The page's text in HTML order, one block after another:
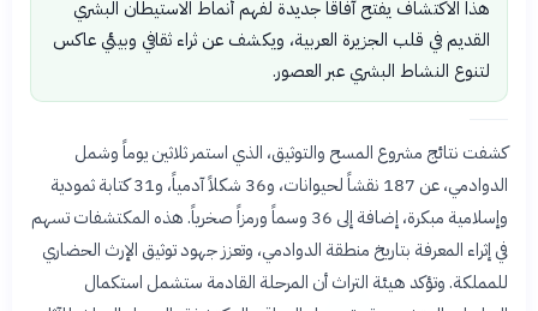
هذا الاكتشاف يفتح آفاقاً جديدة لفهم أنماط الاستيطان البشري
القديم في قلب الجزيرة العربية، ويكشف عن ثراء ثقافي وبيئي عاكس
لتنوع النشاط البشري عبر العصور.
كشفت نتائج مشروع المسح والتوثيق، الذي استمر ثلاثين يوماً وشمل
الدوادمي، عن 187 نقشاً لحيوانات، و36 شكلاً آدمياً، و31 كتابة ثمودية
وإسلامية مبكرة، إضافة إلى 36 وسماً ورمزاً صخرياً. هذه المكتشفات تسهم
في إثراء المعرفة بتاريخ منطقة الدوادمي، وتعزز جهود توثيق الإرث الحضاري
للمملكة. وتؤكد هيئة التراث أن المرحلة القادمة ستشمل استكمال